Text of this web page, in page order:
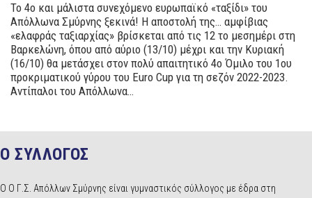
Το 4ο και μάλιστα συνεχόμενο ευρωπαϊκό «ταξίδι» του
Απόλλωνα Σμύρνης ξεκινά! Η αποστολή της… αμφίβιας
«ελαφράς ταξιαρχίας» βρίσκεται από τις 12 το μεσημέρι στη
Βαρκελώνη, όπου από αύριο (13/10) μέχρι και την Κυριακή
(16/10) θα μετάσχει στον πολύ απαιτητικό 4ο Όμιλο του 1ου
προκριματικού γύρου του Euro Cup για τη σεζόν 2022-2023.
Αντίπαλοι του Απόλλωνα…
Ο ΣΥΛΛΟΓΟΣ
Ο Ο Γ.Σ. Απόλλων Σμύρνης είναι γυμναστικός σύλλογος με έδρα στη